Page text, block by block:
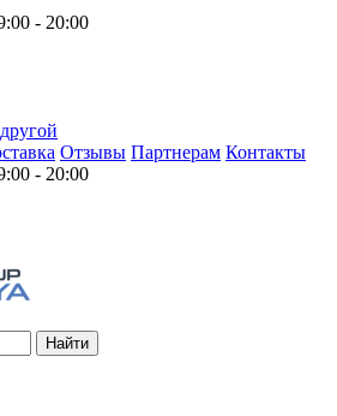
- 20:00
Отзывы Партнерам Контакты
- 20:00
Найти